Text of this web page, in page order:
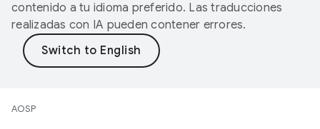
contenido a tu idioma preferido. Las traducciones
realizadas con IA pueden contener errores.
AOSP